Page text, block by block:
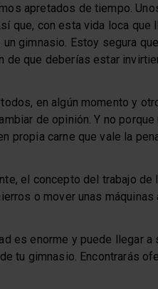
apretados de tiempo.
que, con esta vida loca que
un gimnasio. Estoy segura
de que deberías estar
en algún momento y
de opinión. Y no
propia carne que vale la
el concepto del trabajo de
o mover unas máquinas
es enorme y puede llegar
tu gimnasio. Encontrarás